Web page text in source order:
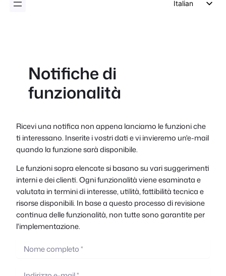
Italian
Czech
Notifiche di
funzionalità
Ricevi una notifica non appena lanciamo le funzioni che
ti interessano. Inserite i vostri dati e vi invieremo un'e-mail
quando la funzione sarà disponibile.
Le funzioni sopra elencate si basano su vari suggerimenti
interni e dei clienti. Ogni funzionalità viene esaminata e
valutata in termini di interesse, utilità, fattibilità tecnica e
risorse disponibili. In base a questo processo di revisione
continua delle funzionalità, non tutte sono garantite per
l'implementazione.